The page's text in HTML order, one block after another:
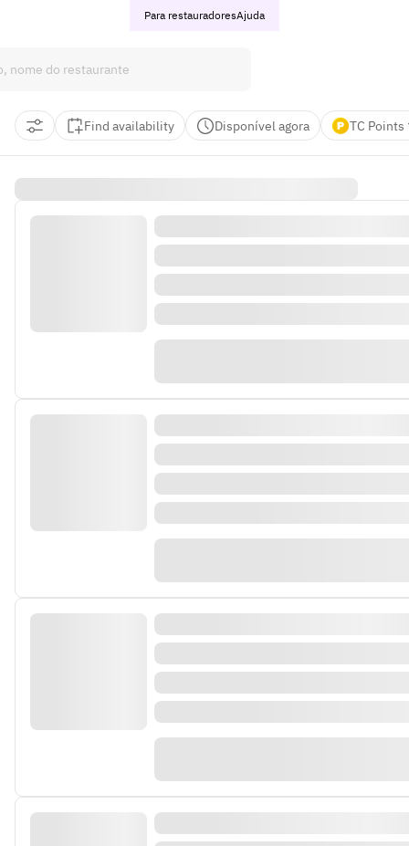
Para restauradoresAjuda
Find availability Disponível agora TC Points